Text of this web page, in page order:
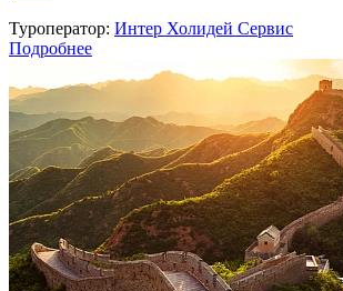
Туроператор: Интер Холидей Сервис
Подробнее